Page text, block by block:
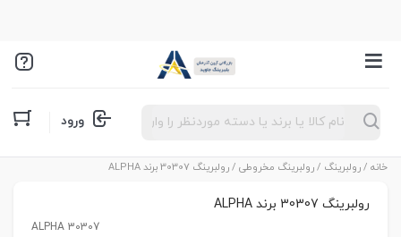
Products
search ورود
خانه /رولبرینگ /رولبرینگ مخروطی / رولبرینگ 30307 برند ALPHA
رولبرینگ 30307 برند ALPHA
ALPHA 30307